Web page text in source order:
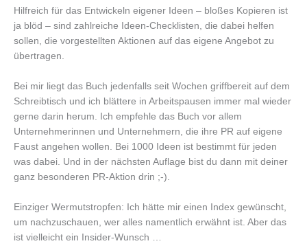
Hilfreich für das Entwickeln eigener Ideen – bloßes Kopieren ist
ja blöd – sind zahlreiche Ideen-Checklisten, die dabei helfen
sollen, die vorgestellten Aktionen auf das eigene Angebot zu
übertragen.
Bei mir liegt das Buch jedenfalls seit Wochen griffbereit auf dem
Schreibtisch und ich blättere in Arbeitspausen immer mal wieder
gerne darin herum. Ich empfehle das Buch vor allem
Unternehmerinnen und Unternehmern, die ihre PR auf eigene
Faust angehen wollen. Bei 1000 Ideen ist bestimmt für jeden
was dabei. Und in der nächsten Auflage bist du dann mit deiner
ganz besonderen PR-Aktion drin ;-).
Einziger Wermutstropfen: Ich hätte mir einen Index gewünscht,
um nachzuschauen, wer alles namentlich erwähnt ist. Aber das
ist vielleicht ein Insider-Wunsch …